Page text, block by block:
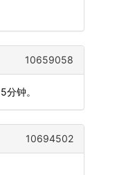
10659058
钟。
10694502